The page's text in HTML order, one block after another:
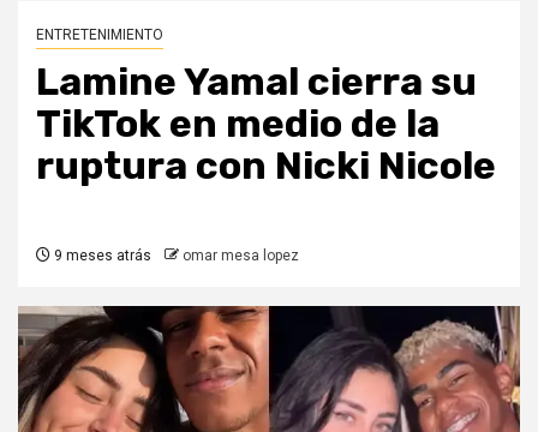
ENTRETENIMIENTO
Lamine Yamal cierra su
TikTok en medio de la
ruptura con Nicki Nicole
9 meses atrás omar mesa lopez